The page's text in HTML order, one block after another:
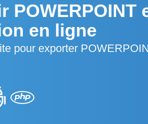
POWERPOINT
en ligne
pour exporter